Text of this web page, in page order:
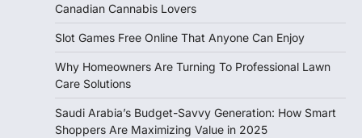
Canadian Cannabis Lovers
Slot Games Free Online That Anyone Can Enjoy
Why Homeowners Are Turning To Professional Lawn
Care Solutions
Saudi Arabia’s Budget-Savvy Generation: How Smart
Shoppers Are Maximizing Value in 2025